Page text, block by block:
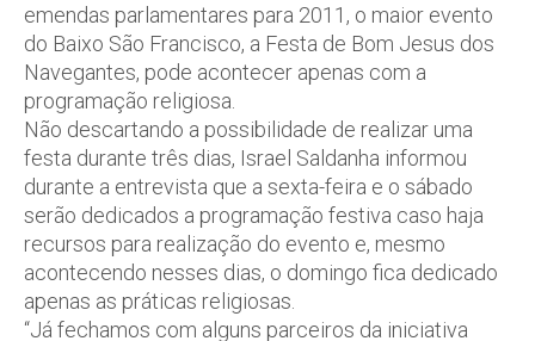
emendas parlamentares para 2011, o maior evento
do Baixo São Francisco, a Festa de Bom Jesus dos
Navegantes, pode acontecer apenas com a
programação religiosa.
Não descartando a possibilidade de realizar uma
festa durante três dias, Israel Saldanha informou
durante a entrevista que a sexta-feira e o sábado
serão dedicados a programação festiva caso haja
recursos para realização do evento e, mesmo
acontecendo nesses dias, o domingo fica dedicado
apenas as práticas religiosas.
“Já fechamos com alguns parceiros da iniciativa